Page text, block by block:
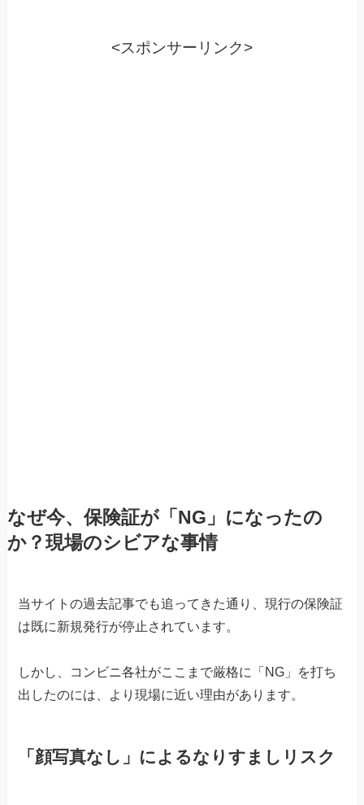
<スポンサーリンク>
なぜ今、保険証が「NG」になったの
か？現場のシビアな事情
当サイトの過去記事でも追ってきた通り、現行の保険証
は既に新規発行が停止されています。
しかし、コンビニ各社がここまで厳格に「NG」を打ち
出したのには、より現場に近い理由があります。
「顔写真なし」によるなりすましリスク